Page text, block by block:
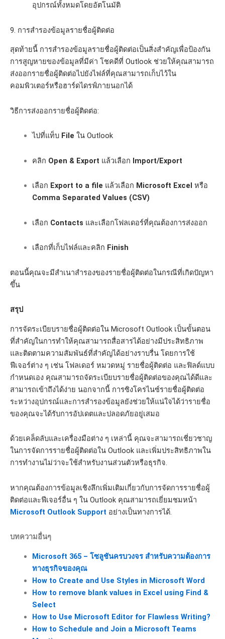
อุปกรณ์ทั้งหมดโดยอัตโนมัติ
9. การสำรองข้อมูลรายชื่อผู้ติดต่อ
สุดท้ายนี้ การสำรองข้อมูลรายชื่อผู้ติดต่อเป็นสิ่งสำคัญเพื่อป้องกัน
การสูญหายของข้อมูลที่มีค่า โชคดีที่ Outlook ช่วยให้คุณสามารถ
ส่งออกรายชื่อผู้ติดต่อไปยังไฟล์ที่คุณสามารถเก็บไว้ใน
คอมพิวเตอร์หรือฮาร์ดไดรฟ์ภายนอกได้
วิธีการส่งออกรายชื่อผู้ติดต่อ:
ไปที่แท็บ File ใน Outlook
คลิก Open & Export แล้วเลือก Import/Export
เลือก Export to a file แล้วเลือก Microsoft Excel หรือ
Comma Separated Values (CSV)
เลือก Contacts และเลือกโฟลเดอร์ที่คุณต้องการส่งออก
เลือกที่เก็บไฟล์และคลิก Finish
ตอนนี้คุณจะมีสำเนาสำรองของรายชื่อผู้ติดต่อในกรณีที่เกิดปัญหา
ขึ้น
สรุป
การจัดระเบียบรายชื่อผู้ติดต่อใน Microsoft Outlook เป็นขั้นตอน
ที่สำคัญในการทำให้คุณสามารถสื่อสารได้อย่างมีประสิทธิภาพ
และติดตามความสัมพันธ์ที่สำคัญได้อย่างราบรื่น โดยการใช้
ฟีเจอร์ต่าง ๆ เช่น โฟลเดอร์ หมวดหมู่ รายชื่อผู้ติดต่อ และฟิลด์แบบ
กำหนดเอง คุณสามารถจัดระเบียบรายชื่อผู้ติดต่อของคุณได้ดีและ
สามารถเข้าถึงได้ง่าย นอกจากนี้ การซิงโครไนซ์รายชื่อผู้ติดต่อ
ระหว่างอุปกรณ์และการสำรองข้อมูลยังช่วยให้แน่ใจได้ว่ารายชื่อ
ของคุณจะได้รับการอัปเดตและปลอดภัยอยู่เสมอ
ด้วยเคล็ดลับและเครื่องมือต่าง ๆ เหล่านี้ คุณจะสามารถเชี่ยวชาญ
ในการจัดการรายชื่อผู้ติดต่อใน Outlook และเพิ่มประสิทธิภาพใน
การทำงานไม่ว่าจะใช้สำหรับงานส่วนตัวหรือธุรกิจ.
หากคุณต้องการข้อมูลเชิงลึกเพิ่มเติมเกี่ยวกับการจัดการรายชื่อผู้
ติดต่อและฟีเจอร์อื่น ๆ ใน Outlook คุณสามารถเยี่ยมชมหน้า
Microsoft Outlook Support อย่างเป็นทางการได้.
บทความอื่นๆ
Microsoft 365 – โซลูชันครบวงจร สำหรับความต้องการ
ทางธุรกิจของคุณ
How to Create and Use Styles in Microsoft Word
How to remove blank values in Excel using Find &
Select
How to Use Microsoft Editor for Flawless Writing?
How to Schedule and Join a Microsoft Teams